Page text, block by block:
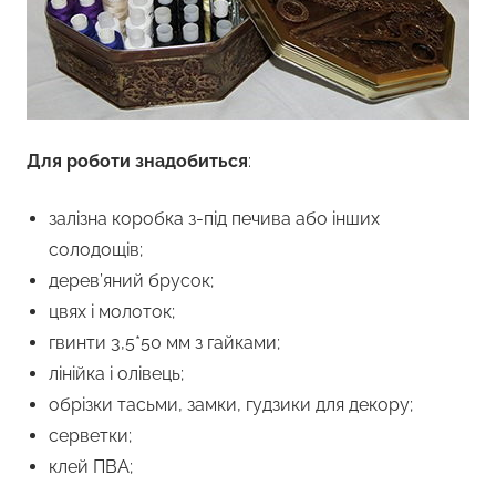
Для роботи знадобиться:
залізна коробка з-під печива або інших
солодощів;
дерев’яний брусок;
цвях і молоток;
гвинти 3,5*50 мм з гайками;
лінійка і олівець;
обрізки тасьми, замки, гудзики для декору;
серветки;
клей ПВА;